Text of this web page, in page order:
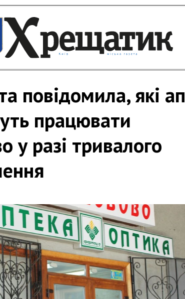
повідомила, які
працювати
у разі тривалого